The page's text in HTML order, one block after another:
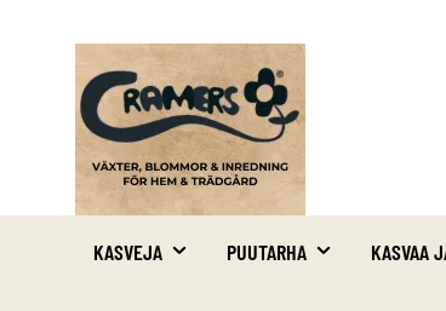
KASVEJA PUUTARHA KASVAA